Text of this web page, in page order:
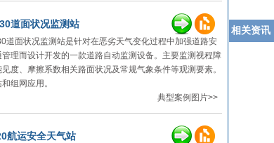
道面状况监测站
道面状况监测站是针对在恶劣天气变化过程中加强道路安
管理而设计开发的一款道路自动监测设备。主要监测视程障
度、摩擦系数相关路面状况及常规气象条件等观测要素。
组网应用。
典型案例图片>>
航运安全天气站
相关资讯